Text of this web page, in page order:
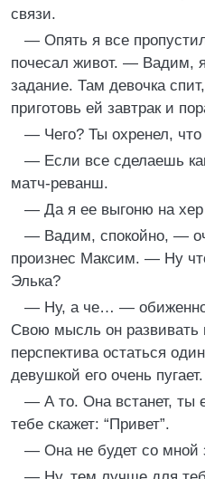
связи.
— Опять я все
почесал живот. — Вадим,
задание. Там девочка
приготовь ей завтрак и
— Чего? Ты охренел,
— Если все сделаешь
матч-реванш.
— Да я ее выгоню на
— Вадим, спокойно, —
произнес Максим. — Ну
Элька?
— Ну, а че… — обиженно
Свою мысль он развивать
перспектива остаться
девушкой его очень пугает.
— А то. Она встанет, ты
тебе скажет: “Привет”.
— Она не будет со мной